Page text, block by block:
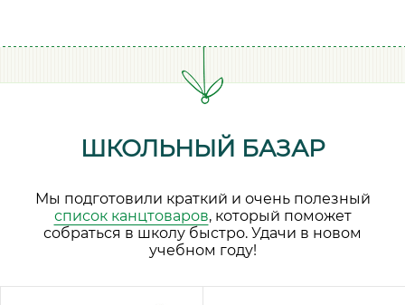
ШКОЛЬНЫЙ БАЗАР
Мы подготовили краткий и очень полезный
список канцтоваров, который поможет
собраться в школу быстро. Удачи в новом
учебном году!